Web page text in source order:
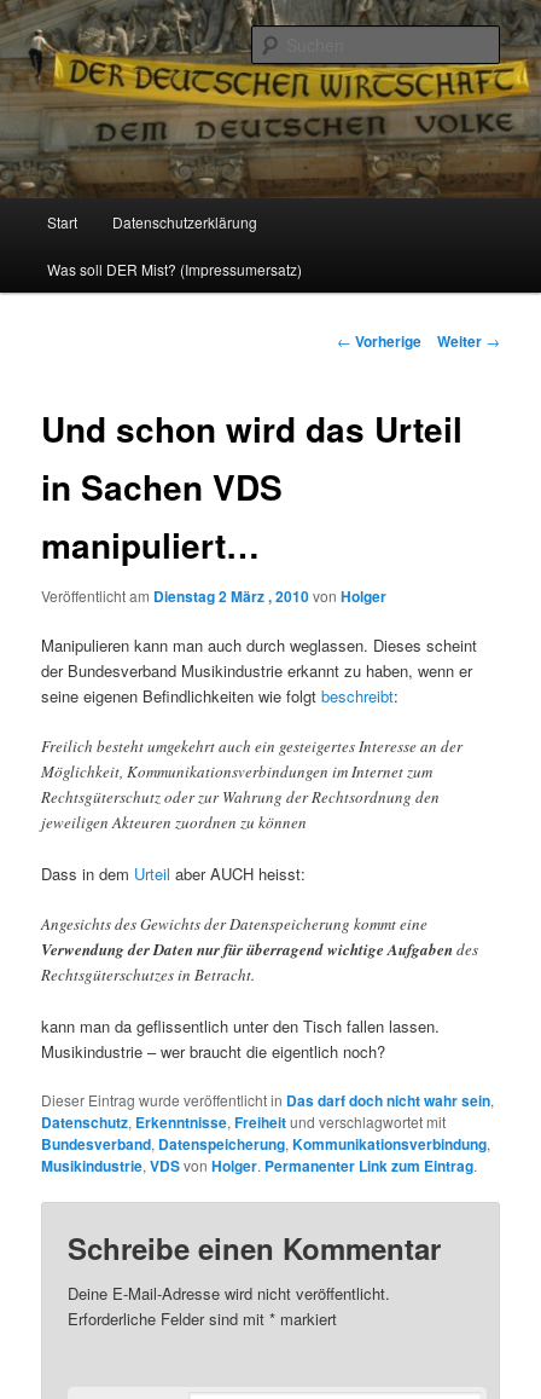
Reizzentrum
Politik, Wirtschaft, Soziales und Gesellschaft
Zum
Inhalt
Start Datenschutzerklärung
Was soll DER Mist? (Impressumersatz)
Beitrags-
← Vorherige Weiter →
Und schon wird das Urteil
in Sachen VDS
manipuliert…
Veröffentlicht am Dienstag 2 März , 2010vonHolger
Manipulieren kann man auch durch weglassen. Dieses scheint
der Bundesverband Musikindustrie erkannt zu haben, wenn er
seine eigenen Befindlichkeiten wie folgtbeschreibt:
Freilich besteht umgekehrt auch ein gesteigertes Interesse an der
Möglichkeit, Kommunikationsverbindungen im Internet zum
Rechtsgüterschutz oder zur Wahrung der Rechtsordnung den
jeweiligen Akteuren zuordnen zu können
Dass in dem Urteil aber AUCH heisst:
Angesichts des Gewichts der Datenspeicherung kommt eine
Verwendung der Daten nur für überragend wichtige Aufgabendes
Rechtsgüterschutzes in Betracht.
kann man da geflissentlich unter den Tisch fallen lassen.
Musikindustrie – wer braucht die eigentlich noch?
Dieser Eintrag wurde veröffentlicht in Das darf doch nicht wahr sein,
Datenschutz, Erkenntnisse,Freiheitund verschlagwortet mit
Bundesverband, Datenspeicherung,Kommunikationsverbindung,
Musikindustrie,VDSvonHolger. Permanenter Link zum Eintrag.
Schreibe einen Kommentar
Deine E-Mail-Adresse wird nicht veröffentlicht.
Erforderliche Felder sind mit* markiert